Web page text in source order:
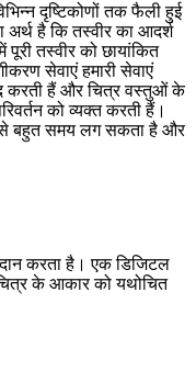
दृष्टिकोणों तक फैली हुई
है कि तस्वीर का आदर्श
तस्वीर को छायांकित
सेवाएं हमारी सेवाएं
करती हैं और चित्र वस्तुओं के
को व्यक्त करती हैं।
बहुत समय लग सकता है और
करता है। एक डिजिटल
के आकार को यथोचित